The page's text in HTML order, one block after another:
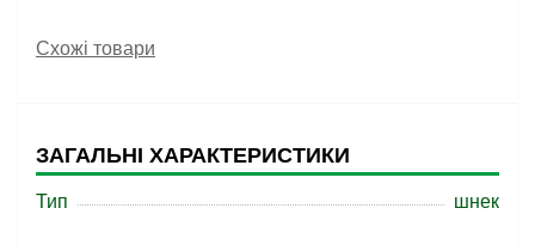
Схожі товари
ЗАГАЛЬНІ ХАРАКТЕРИСТИКИ
Тип шнек